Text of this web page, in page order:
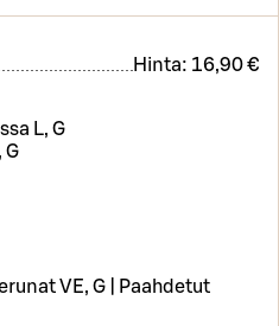
Hinta: 16,90 €
L, G
G
VE, G | Paahdetut